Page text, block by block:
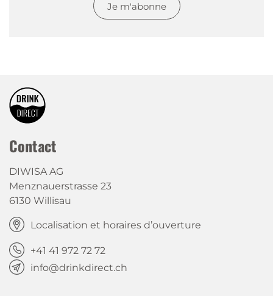
Je m'abonne
Contact
DIWISA AG
Menznauerstrasse 23
6130 Willisau
Localisation et horaires d’ouverture
+41 41 972 72 72
info@drinkdirect.ch